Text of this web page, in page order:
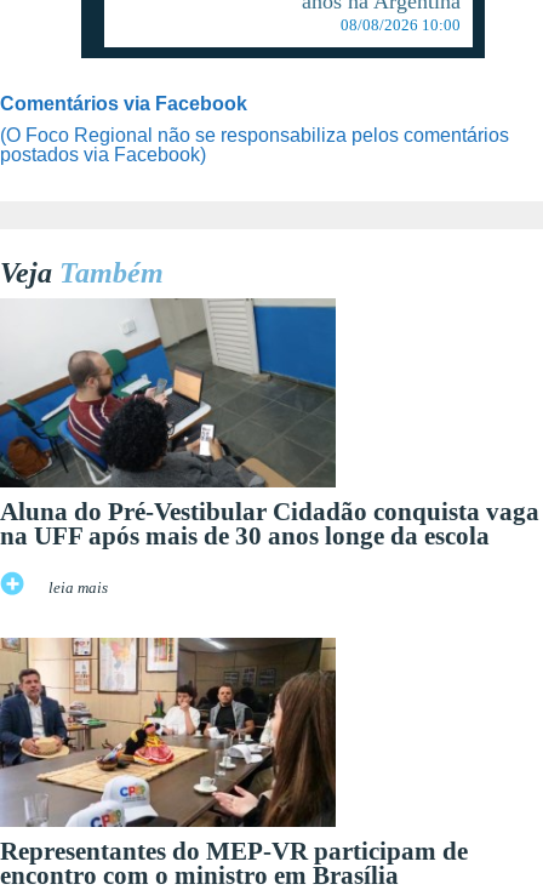
08/08/2026 10:00
Comentários via Facebook
(O Foco Regional não se responsabiliza pelos comentários
postados via Facebook)
Veja Também
Aluna do Pré-Vestibular Cidadão conquista vaga
na UFF após mais de 30 anos longe da escola
leia mais
Representantes do MEP-VR participam de
encontro com o ministro em Brasília